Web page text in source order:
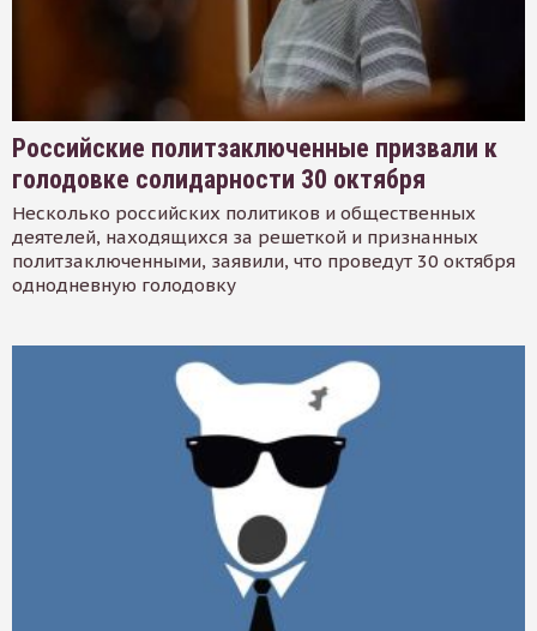
Российские политзаключенные призвали к
голодовке солидарности 30 октября
Несколько российских политиков и общественных
деятелей, находящихся за решеткой и признанных
политзаключенными, заявили, что проведут 30 октября
однодневную голодовку